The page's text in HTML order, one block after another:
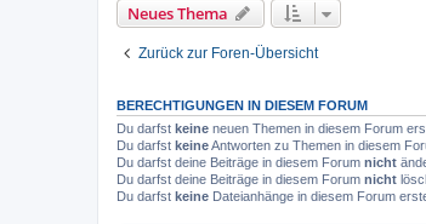
Neues Thema
Zurück zur Foren-Übersicht
BERECHTIGUNGEN IN DIESEM FORUM
Du darfst keine neuen Themen in diesem Forum
Du darfst keineAntworten zu Themen in diesem
Du darfst deine Beiträge in diesem Forum nicht
Du darfst deine Beiträge in diesem Forum nicht
Du darfst keine Dateianhänge in diesem Forum